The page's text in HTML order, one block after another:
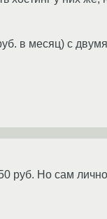
в месяц) с
руб. Но сам